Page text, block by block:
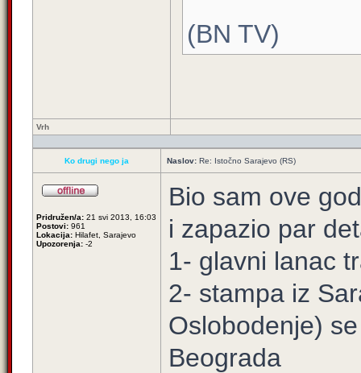
(BN TV)
Vrh
Ko drugi nego ja Naslov: Re: Istočno Sarajevo (RS)
Pridružen/a: 21 svi 2013, 16:03
Postovi: 961
Lokacija: Hilafet, Sarajevo
Upozorenja: -2
Bio sam ove
i zapazio par
1- glavni lanac
2- stampa iz
Oslobodenje)
Beograda